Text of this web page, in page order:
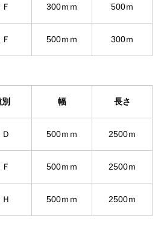
Ｆ 300ｍｍ 500ｍ
Ｆ 500ｍｍ 300ｍ
幅 長さ
Ｄ 500ｍｍ 2500ｍ
Ｆ 500ｍｍ 2500ｍ
Ｈ 500ｍｍ 2500ｍ